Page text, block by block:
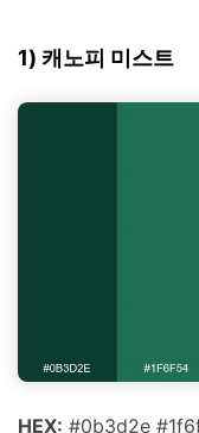
1) 캐노피 미스트
HEX: #0b3d2e